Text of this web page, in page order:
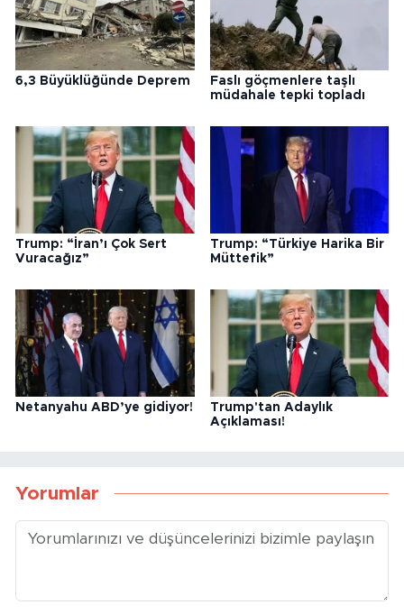
6,3 Büyüklüğünde Deprem
Faslı göçmenlere taşlı
müdahale tepki topladı
Trump: “İran’ı Çok Sert
Vuracağız”
Trump: “Türkiye Harika Bir
Müttefik”
Netanyahu ABD’ye gidiyor!
Trump'tan Adaylık
Açıklaması!
Yorumlar